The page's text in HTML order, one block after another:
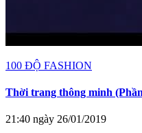
100 ĐỘ FASHION
Thời trang thông minh
21:40 ngày 26/01/2019